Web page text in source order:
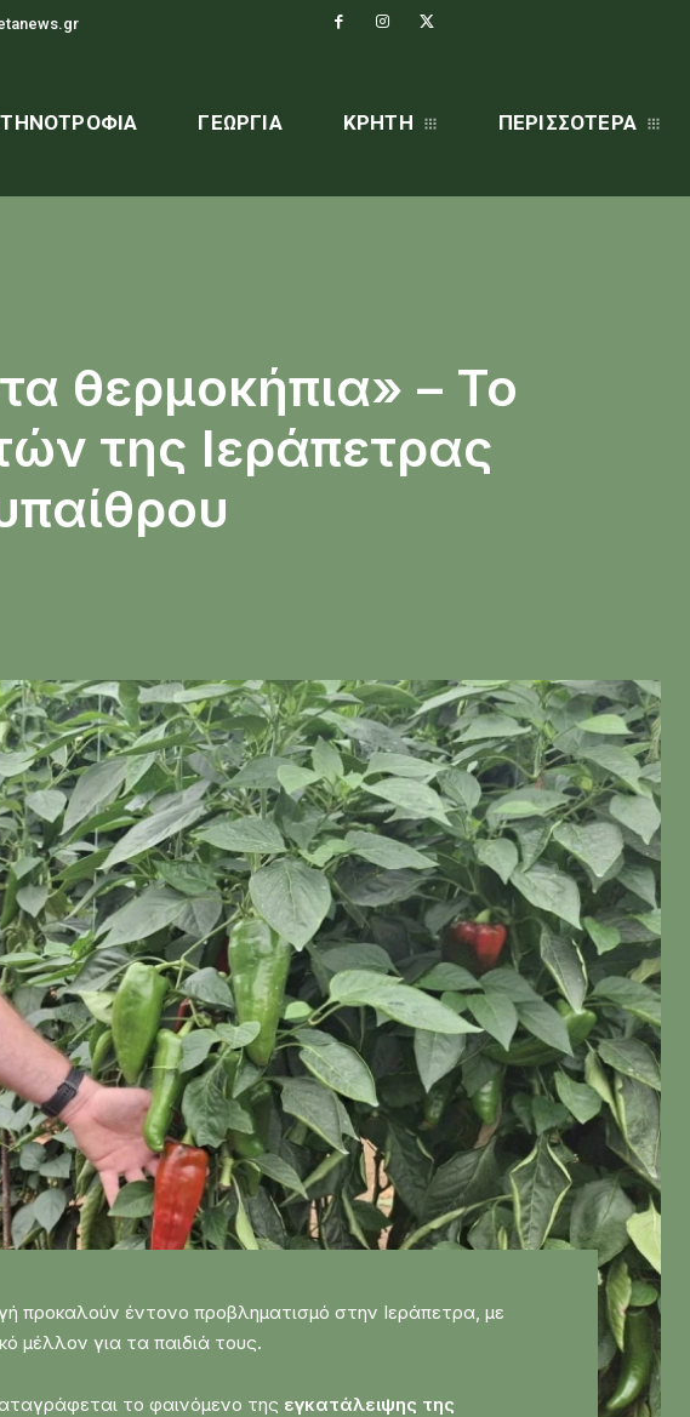
ΓΕΩΡΓΊΑ ΚΡΗΤΗ ΠΕΡΙΣΣΌΤΕΡΑ
θερμοκήπια» – Το
της Ιεράπετρας
έντονο προβληματισμό στην Ιεράπετρα, με
μέλλον για τα παιδιά τους.
το φαινόμενο της εγκατάλειψης της